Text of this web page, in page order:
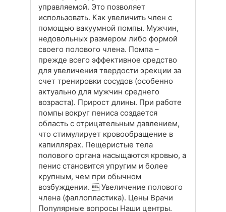
управляемой. Это позволяет
использовать. Как увеличить член с
помощью вакуумной помпы. Мужчин,
недовольных размером либо формой
своего полового члена. Помпа –
прежде всего эффективное средство
для увеличения твердости эрекции за
счет тренировки сосудов (особенно
актуально для мужчин среднего
возраста). Прирост длины. При работе
помпы вокруг пениса создается
область с отрицательным давлением,
что стимулирует кровообращение в
капиллярах. Пещеристые тела
полового органа насыщаются кровью, а
пенис становится упругим и более
крупным, чем при обычном
возбуждении.  Увеличение полового
члена (фаллопластика). Цены Врачи
Популярные вопросы Наши центры.